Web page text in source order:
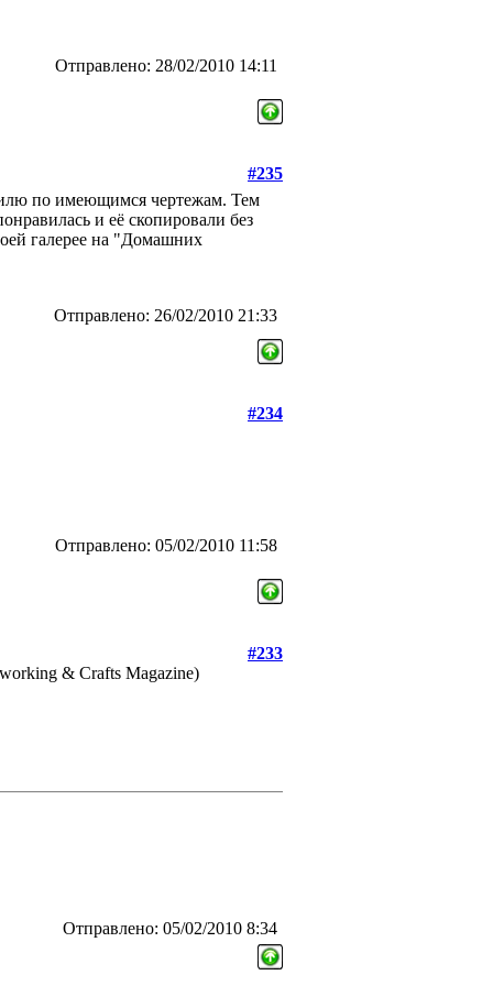
Отправлено: 28/02/2010 14:11
#235
по имеющимся чертежам. Тем
и её скопировали без
галерее на "Домашних
Отправлено: 26/02/2010 21:33
#234
Отправлено: 05/02/2010 11:58
#233
& Crafts Magazine)
Отправлено: 05/02/2010 8:34